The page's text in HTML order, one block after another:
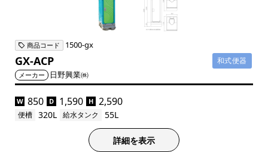
商品コード 1500-gx
GX-ACP 和式便器
メーカー 日野興業㈱
W 850 D 1,590 H 2,590
便槽 320L 給水タンク 55L
詳細を表示